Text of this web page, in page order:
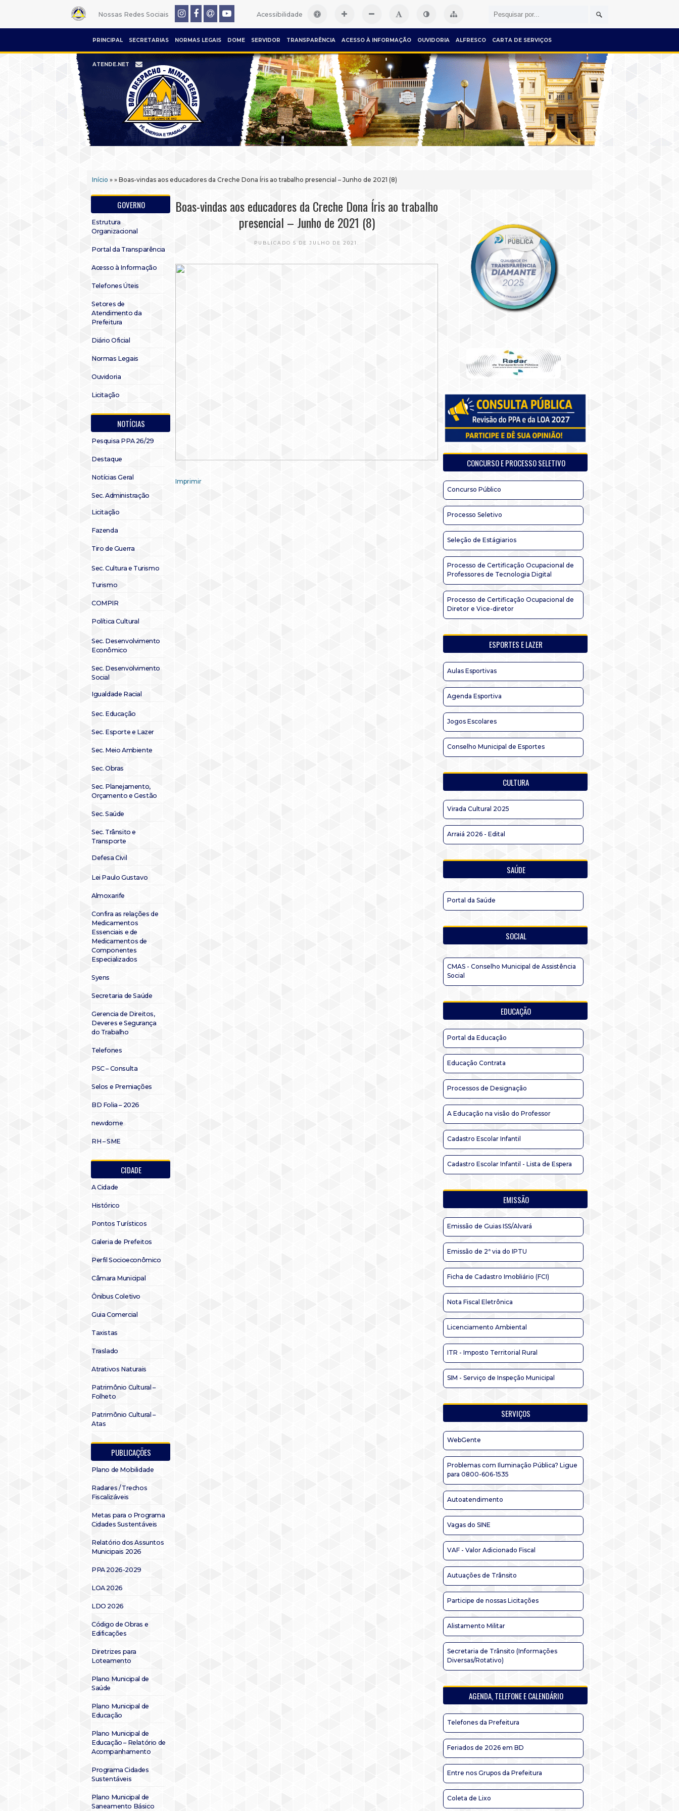
Nossas Redes Sociais Acessibilidade
PRINCIPAL SECRETARIAS NORMAS LEGAIS DOME SERVIDOR TRANSPARÊNCIA ACESSO À INFORMAÇÃO OUVIDORIA ALFRESCO CARTA DE SERVIÇOS
ATENDE.NET
Início » » Boas-vindas aos educadores da Creche Dona Íris ao trabalho presencial – Junho de 2021 (8)
GOVERNO
Estrutura
Organizacional
Portal da Transparência
Acesso à Informação
Telefones Úteis
Setores de
Atendimento da
Prefeitura
Diário Oficial
Normas Legais
Ouvidoria
Licitação
NOTÍCIAS
Pesquisa PPA 26/29
Destaque
Notícias Geral
Sec. Administração
Licitação
Fazenda
Tiro de Guerra
Sec. Cultura e Turismo
Turismo
COMPIR
Política Cultural
Sec. Desenvolvimento
Econômico
Sec. Desenvolvimento
Social
Igualdade Racial
Sec. Educação
Sec. Esporte e Lazer
Sec. Meio Ambiente
Sec. Obras
Sec. Planejamento,
Orçamento e Gestão
Sec. Saúde
Sec. Trânsito e
Transporte
Defesa Civil
Lei Paulo Gustavo
Almoxarife
Confira as relações de
Medicamentos
Essenciais e de
Medicamentos de
Componentes
Especializados
Syens
Secretaria de Saúde
Gerencia de Direitos,
Deveres e Segurança
do Trabalho
Telefones
PSC – Consulta
Selos e Premiações
BD Folia – 2026
newdome
RH – SME
CIDADE
A Cidade
Histórico
Pontos Turísticos
Galeria de Prefeitos
Perfil Socioeconômico
Câmara Municipal
Ônibus Coletivo
Guia Comercial
Taxistas
Traslado
Atrativos Naturais
Patrimônio Cultural –
Folheto
Patrimônio Cultural –
Atas
PUBLICAÇÕES
Plano de Mobilidade
Radares / Trechos
Fiscalizáveis
Metas para o Programa
Cidades Sustentáveis
Relatório dos Assuntos
Municipais 2026
PPA 2026-2029
LOA 2026
LDO 2026
Código de Obras e
Edificações
Diretrizes para
Loteamento
Plano Municipal de
Saúde
Plano Municipal de
Educação
Plano Municipal de
Educação – Relatório de
Acompanhamento
Programa Cidades
Sustentáveis
Plano Municipal de
Saneamento Básico
Boas-vindas aos educadores da Creche Dona Íris ao trabalho
presencial – Junho de 2021 (8)
PUBLICADO 5 DE JULHO DE 2021.
Imprimir
CONCURSO E PROCESSO SELETIVO
Concurso Público
Processo Seletivo
Seleção de Estágiarios
Processo de Certificação Ocupacional de
Professores de Tecnologia Digital
Processo de Certificação Ocupacional de
Diretor e Vice-diretor
ESPORTES E LAZER
Aulas Esportivas
Agenda Esportiva
Jogos Escolares
Conselho Municipal de Esportes
CULTURA
Virada Cultural 2025
Arraiá 2026 - Edital
SAÚDE
Portal da Saúde
SOCIAL
CMAS - Conselho Municipal de Assistência
Social
EDUCAÇÃO
Portal da Educação
Educação Contrata
Processos de Designação
A Educação na visão do Professor
Cadastro Escolar Infantil
Cadastro Escolar Infantil - Lista de Espera
EMISSÃO
Emissão de Guias ISS/Alvará
Emissão de 2ª via do IPTU
Ficha de Cadastro Imobliário (FCI)
Nota Fiscal Eletrônica
Licenciamento Ambiental
ITR - Imposto Territorial Rural
SIM - Serviço de Inspeção Municipal
SERVIÇOS
WebGente
Problemas com Iluminação Pública? Ligue
para 0800-606-1535
Autoatendimento
Vagas do SINE
VAF - Valor Adicionado Fiscal
Autuações de Trânsito
Participe de nossas Licitações
Alistamento Militar
Secretaria de Trânsito (Informações
Diversas/Rotativo)
AGENDA, TELEFONE E CALENDÁRIO
Telefones da Prefeitura
Feriados de 2026 em BD
Entre nos Grupos da Prefeitura
Coleta de Lixo